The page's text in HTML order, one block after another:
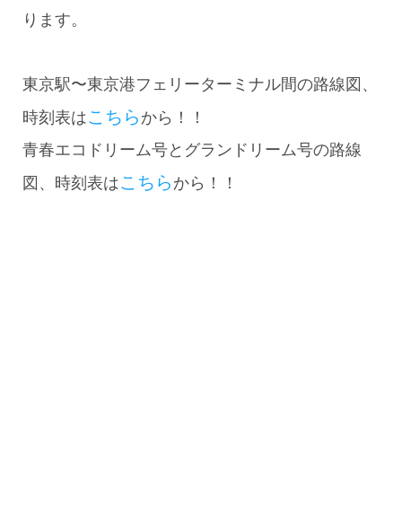
ります。
東京駅〜東京港フェリーターミナル間の路線図、
時刻表はこちらから！！
青春エコドリーム号とグランドリーム号の路線
図、時刻表はこちらから！！